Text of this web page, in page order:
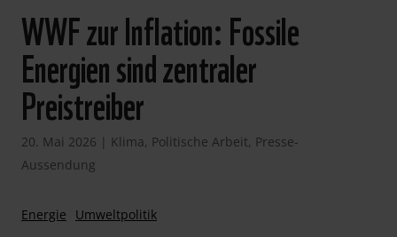
WWF zur Inflation: Fossile
Energien sind zentraler
Preistreiber
20. Mai 2026 | Klima, Politische Arbeit, Presse-
Aussendung
Energie Umweltpolitik